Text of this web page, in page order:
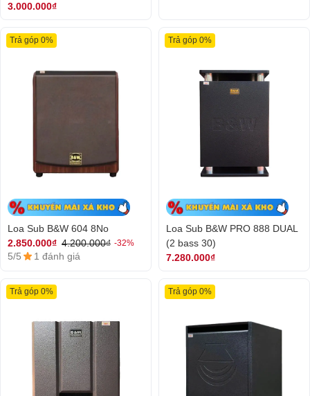
3.000.000₫
Loa Sub B&W 604 8No
Trả góp 0%
2.850.000₫ 4.200.000₫ -32%
5/5 1 đánh giá
Loa Sub B&W PRO 888 DUAL
(2 bass 30)
Trả góp 0%
7.280.000₫
Trả góp 0% Trả góp 0%